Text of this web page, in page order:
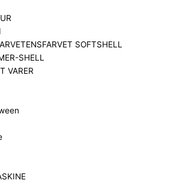
ENSFARVET SOFTSHELL
SHELL
VARER